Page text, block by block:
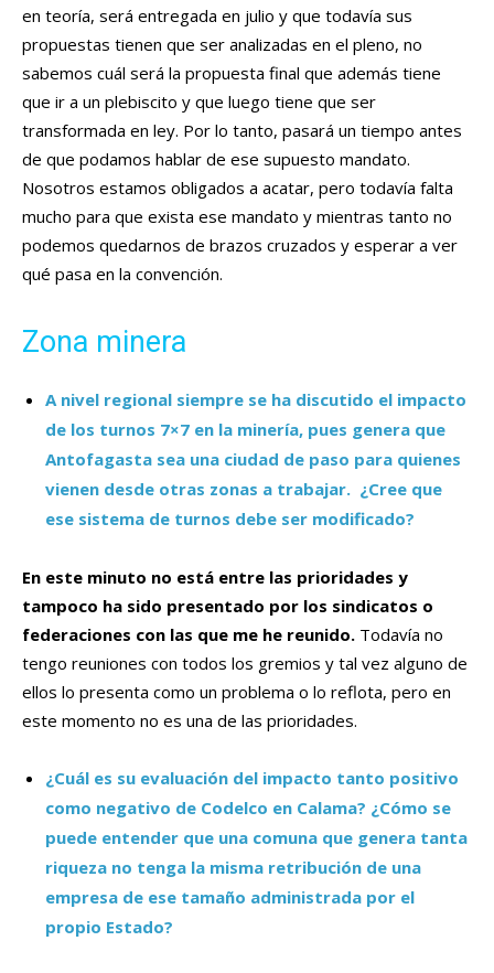
en teoría, será entregada en julio y que todavía sus
propuestas tienen que ser analizadas en el pleno, no
sabemos cuál será la propuesta final que además tiene
que ir a un plebiscito y que luego tiene que ser
transformada en ley. Por lo tanto, pasará un tiempo antes
de que podamos hablar de ese supuesto mandato.
Nosotros estamos obligados a acatar, pero todavía falta
mucho para que exista ese mandato y mientras tanto no
podemos quedarnos de brazos cruzados y esperar a ver
qué pasa en la convención.
Zona minera
A nivel regional siempre se ha discutido el impacto
de los turnos 7×7 en la minería, pues genera que
Antofagasta sea una ciudad de paso para quienes
vienen desde otras zonas a trabajar. ¿Cree que
ese sistema de turnos debe ser modificado?
En este minuto no está entre las prioridades y
tampoco ha sido presentado por los sindicatos o
federaciones con las que me he reunido. Todavía no
tengo reuniones con todos los gremios y tal vez alguno de
ellos lo presenta como un problema o lo reflota, pero en
este momento no es una de las prioridades.
¿Cuál es su evaluación del impacto tanto positivo
como negativo de Codelco en Calama? ¿Cómo se
puede entender que una comuna que genera tanta
riqueza no tenga la misma retribución de una
empresa de ese tamaño administrada por el
propio Estado?